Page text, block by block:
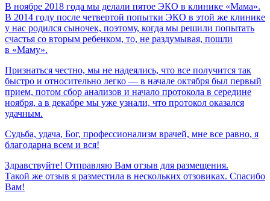
В ноябре 2018 года мы делали пятое ЭКО в клинике «Мама».
В 2014 году после четвертой попытки ЭКО в этой же клинике
у нас родился сыночек, поэтому, когда мы решили попытать
счастья со вторым ребенком, то, не раздумывая, пошли
в «Маму».
Признаться честно, мы не надеялись, что все получится так
быстро и относительно легко — в начале октября был первый
прием, потом сбор анализов и начало протокола в середине
ноября, а в декабре мы уже узнали, что протокол оказался
удачным.
Судьба, удача, Бог, профессионализм врачей, мне все равно, я
благодарна всем и вся!
Здравствуйте! Отправляю Вам отзыв для размещения.
Такой же отзыв я разместила в нескольких отзовиках. Спасибо
Вам!